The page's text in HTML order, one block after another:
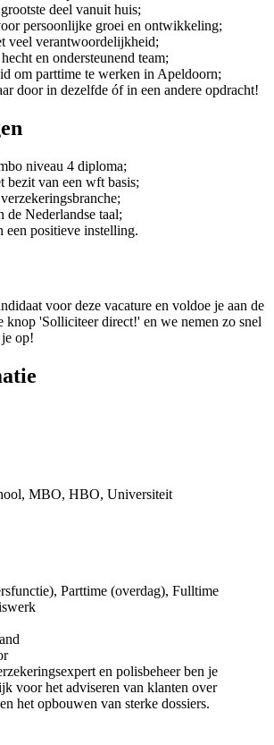
deel vanuit huis;
persoonlijke groei en ontwikkeling;
veel verantwoordelijkheid;
en ondersteunend team;
om parttime te werken in Apeldoorn;
door in dezelfde óf in een andere opdracht!
niveau 4 diploma;
bezit van een wft basis;
de Nederlandse taal;
een positieve instelling.
voor deze vacature en voldoe je aan de
knop 'Solliciteer direct!' en we nemen zo snel
op!
MBO, HBO, Universiteit
Parttime (overdag), Fulltime
en polisbeheer ben je
voor het adviseren van klanten over
het opbouwen van sterke dossiers.